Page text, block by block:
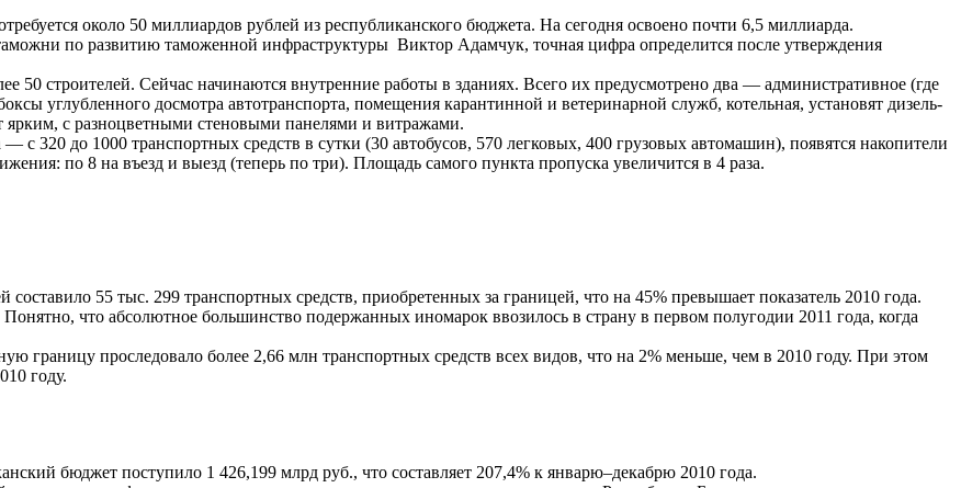
около 50 миллиардов рублей из республиканского бюджета. На сегодня освоено почти 6,5 миллиарда.
по развитию таможенной инфраструктуры Виктор Адамчук, точная цифра определится после утверждения
50 строителей. Сейчас начинаются внутренние работы в зданиях. Всего их предусмотрено два — административное (где
углубленного досмотра автотранспорта, помещения карантинной и ветеринарной служб, котельная, установят дизель-
ярким, с разноцветными стеновыми панелями и витражами.
с 320 до 1000 транспортных средств в сутки (30 автобусов, 570 легковых, 400 грузовых автомашин), появятся накопители
по 8 на въезд и выезд (теперь по три). Площадь самого пункта пропуска увеличится в 4 раза.
55 тыс. 299 транспортных средств, приобретенных за границей, что на 45% превышает показатель 2010 года.
что абсолютное большинство подержанных иномарок ввозилось в страну в первом полугодии 2011 года, когда
границу проследовало более 2,66 млн транспортных средств всех видов, что на 2% меньше, чем в 2010 году. При этом
году.
бюджет поступило 1 426,199 млрд руб., что составляет 207,4% к январю–декабрю 2010 года.